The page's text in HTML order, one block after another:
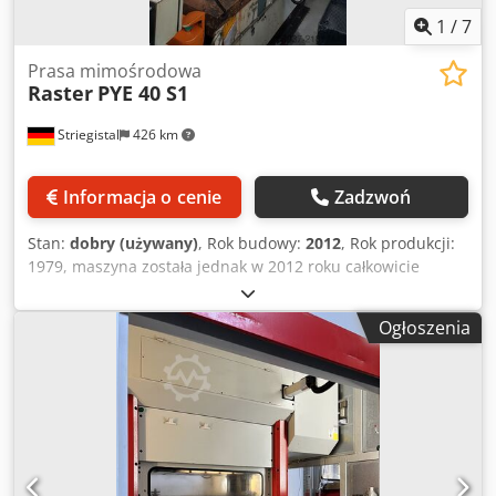
1 /7
Striegistal 426 km
Prasa mimośrodowa
Raster PYE 40 S1
Informacja o cenie Zadzwoń
Stan: dobry (używany), Rok budowy: 2012, Rok produkcji:
1979, maszyna została jednak w 2012 roku całkowicie
zmodernizowana zgodnie z najnowszymi normami UVV.
Wysokość montażowa: 800 mm Skok suwaka: 500 mm
Wysięg: 360 mm Siła nominalna: 400 kN Ciśnienie
hydrauliczne: 160 bar Liczba motogodzin: 1356 Inne: nowy
sterownik firmy Pilz, dostępne schematy elektryczne
Crsdpfxoy H Idds Al Nef Dostępny film przedstawiający
funkcjonalność urządzenia. Na życzenie transport oraz
załadunek mogą być zorganizowane na terenie całej
Europy za dodatkową opłatą. Ceny netto, do ceny należy
Ogłoszenia